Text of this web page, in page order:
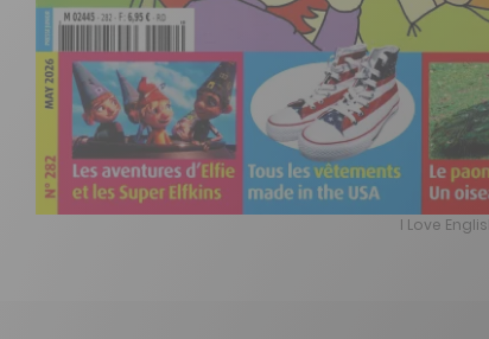
I Love